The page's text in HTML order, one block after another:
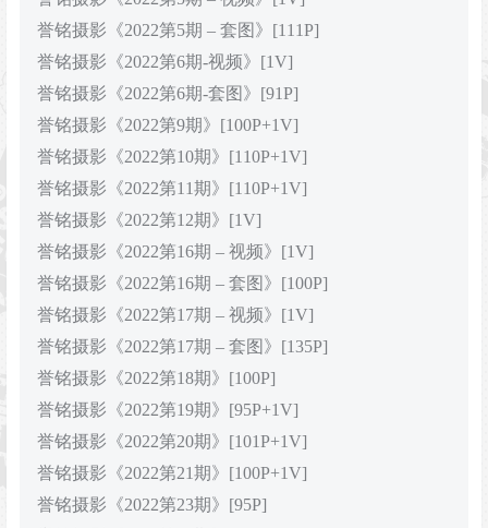
誉铭摄影《2022第5期 – 套图》[111P]
誉铭摄影《2022第6期-视频》[1V]
誉铭摄影《2022第6期-套图》[91P]
誉铭摄影《2022第9期》[100P+1V]
誉铭摄影《2022第10期》[110P+1V]
誉铭摄影《2022第11期》[110P+1V]
誉铭摄影《2022第12期》[1V]
誉铭摄影《2022第16期 – 视频》[1V]
誉铭摄影《2022第16期 – 套图》[100P]
誉铭摄影《2022第17期 – 视频》[1V]
誉铭摄影《2022第17期 – 套图》[135P]
誉铭摄影《2022第18期》[100P]
誉铭摄影《2022第19期》[95P+1V]
誉铭摄影《2022第20期》[101P+1V]
誉铭摄影《2022第21期》[100P+1V]
誉铭摄影《2022第23期》[95P]